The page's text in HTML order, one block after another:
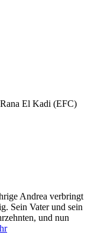
El Kadi (EFC)
Andrea verbringt
Sein Vater und sein
und nun